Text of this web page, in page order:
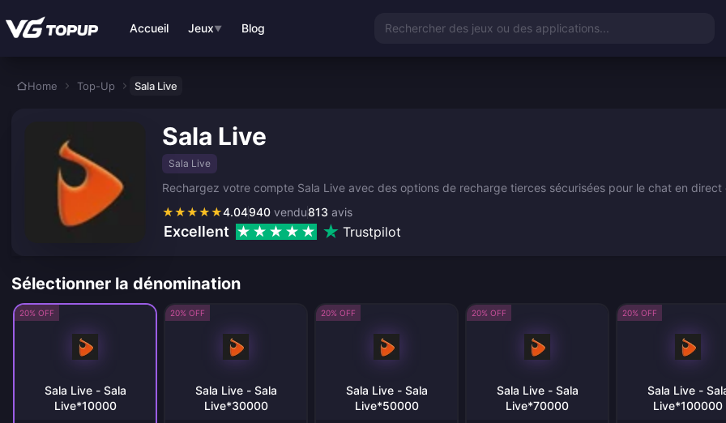
Accueil Jeux▼ Blog Rechercher des jeux ou des applications...
Home Top-Up Sala Live
Sala Live
Sala Live
Rechargez votre compte Sala Live avec des options de recharge tierces sécurisées pour le chat en
★★★★★4.04 813 avis
940 vendu
Excellent Trustpilot
Sélectionner la dénomination
20% OFF
Sala Live - Sala
Live*10000
20% OFF
Sala Live - Sala
Live*30000
20% OFF
Sala Live - Sala
Live*50000
20% OFF
Sala Live - Sala
Live*70000
20% OFF
Sala Live -
Live*100000